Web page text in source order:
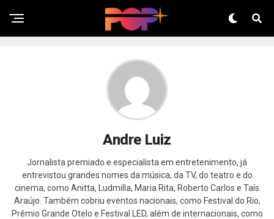
Andre Luiz
Jornalista premiado e especialista em entretenimento, já
entrevistou grandes nomes da música, da TV, do teatro e do
cinema, como Anitta, Ludmilla, Maria Rita, Roberto Carlos e Taís
Araújo. Também cobriu eventos nacionais, como Festival do Rio,
Prêmio Grande Otelo e Festival LED, além de internacionais, como